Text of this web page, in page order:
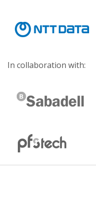
In collaboration with: